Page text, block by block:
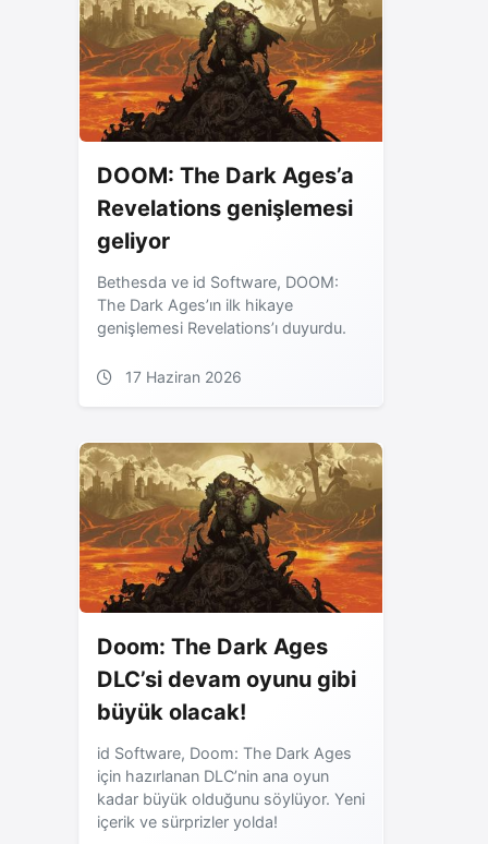
DOOM: The Dark Ages’a
Revelations genişlemesi
geliyor
Bethesda ve id Software, DOOM:
The Dark Ages’ın ilk hikaye
genişlemesi Revelations’ı duyurdu.
17 Haziran 2026
Doom: The Dark Ages
DLC’si devam oyunu gibi
büyük olacak!
id Software, Doom: The Dark Ages
için hazırlanan DLC’nin ana oyun
kadar büyük olduğunu söylüyor. Yeni
içerik ve sürprizler yolda!